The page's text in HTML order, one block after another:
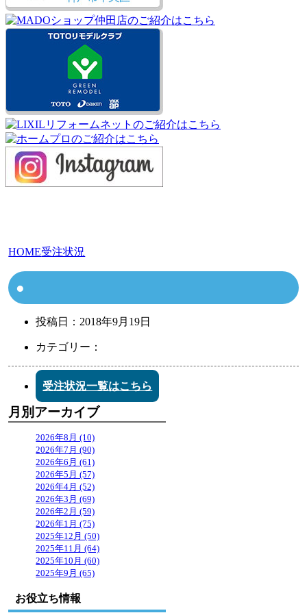
HOME受注状況
投稿日： 2018年9月19日
カテゴリー：
受注状況一覧はこちら
月別アーカイブ
2026年8月 (10)
2026年7月 (90)
2026年6月 (61)
2026年5月 (57)
2026年4月 (52)
2026年3月 (69)
2026年2月 (59)
2026年1月 (75)
2025年12月 (50)
2025年11月 (64)
2025年10月 (60)
2025年9月 (65)
お役立ち情報